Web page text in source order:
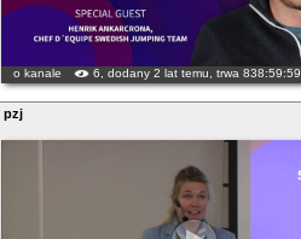
o kanale 6, dodany 2 lat temu, trwa 838:59:59
pzj